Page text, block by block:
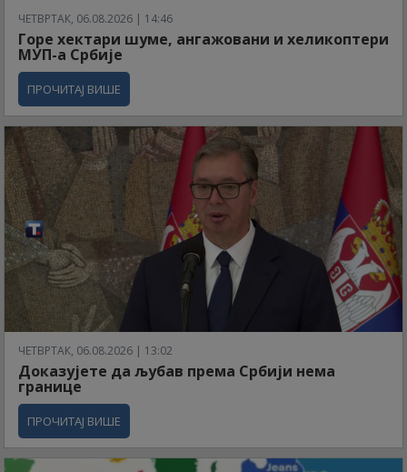
ЧЕТВРТАК, 06.08.2026 | 14:46
Горе хектари шуме, ангажовани и хеликоптери
МУП-а Србије
ПРОЧИТАЈ ВИШЕ
ЧЕТВРТАК, 06.08.2026 | 13:02
Доказујете да љубав према Србији нема
границе
ПРОЧИТАЈ ВИШЕ